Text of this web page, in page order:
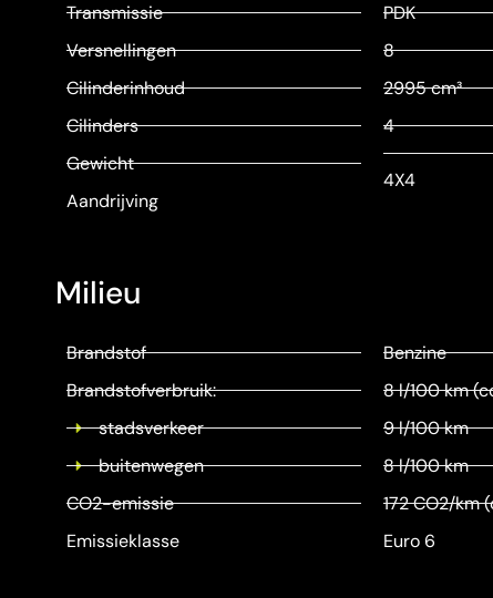
Transmissie
Versnellingen
Cilinderinhoud
Cilinders
Gewicht
Aandrijving
PDK
8
2995 cm³
4
4X4
Milieu
Brandstof
Brandstofverbruik:
stadsverkeer
buitenwegen
CO2-emissie
Emissieklasse
Benzine
8 l/100 km
9 l/100 km
8 l/100 km
172 CO2/km
Euro 6